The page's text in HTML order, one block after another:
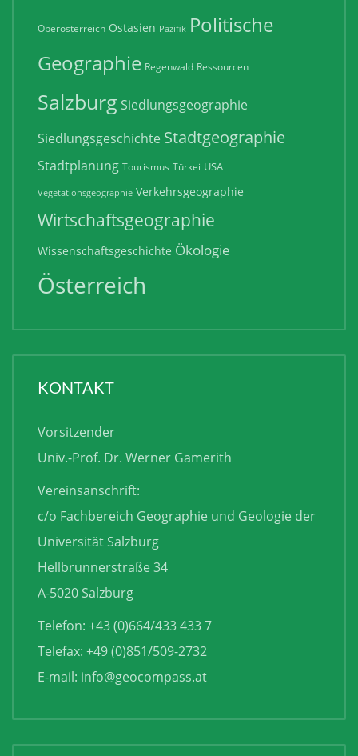
Oberösterreich Ostasien Pazifik Politische
Geographie Regenwald Ressourcen
Salzburg Siedlungsgeographie
Siedlungsgeschichte Stadtgeographie
Stadtplanung Tourismus Türkei USA
Vegetationsgeographie Verkehrsgeographie
Wirtschaftsgeographie
Wissenschaftsgeschichte Ökologie
Österreich
KONTAKT
Vorsitzender
Univ.-Prof. Dr. Werner Gamerith
Vereinsanschrift:
c/o Fachbereich Geographie und Geologie der
Universität Salzburg
Hellbrunnerstraße 34
A-5020 Salzburg
Telefon: +43 (0)664/433 433 7
Telefax: +49 (0)851/509-2732
E-mail: info@geocompass.at